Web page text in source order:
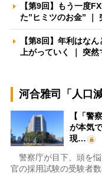
【第9回】もう一度
た”ヒミツのお金” ｜
【第8回】年利はな
上がっていく ｜ 突
河合雅司「人口
【「警
が本気
現…
警察庁が目下、頭を
官の採用試験の受験者